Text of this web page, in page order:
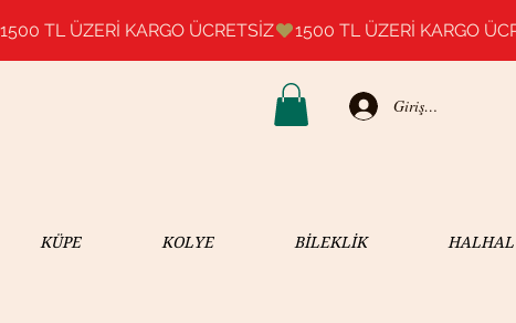
1500 TL ÜZERİ KARGO ÜCRETSİZ
Giriş Yap
KÜPE KOLYE BİLEKLİK HALHAL